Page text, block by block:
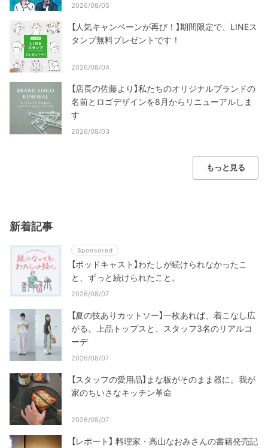
2026/08/05
【人気キャンペーンが再び！】期間限定で、LINEス
タンプ無料プレゼントです！
2026/08/04
【店長の佐藤より】私たちのオリジナルブランドの
名前とロゴデザインを8月からリニューアルしま
す
2026/08/03
もっと見る
新着記事
Sponsored
【ポッドキャスト】わたしが続けられなかったこ
と、ずっと続けられたこと。
2026/08/07
【夏の技ありカットソー】一枚あれば、着こなし広
がる。上品トップスと、スタッフ3名のリアルコ
ーデ
2026/08/07
【スタッフの愛用品】まな板がそのまま器に。我が
家のちいさなキッチン革命
2026/08/07
【レポート】 料理家・高山なおみさんの書籍発売記